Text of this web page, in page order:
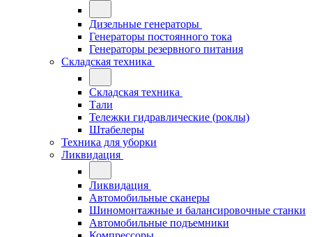
Дизельные генераторы
Генераторы постоянного тока
Генераторы резервного питания
Складская техника
Складская техника
Тали
Тележки гидравлические (роклы)
Штабелеры
Техника для уборки
Ликвидация
Ликвидация
Автомобильные сканеры
Шиномонтажные и балансировочные станки
Автомобильные подъемники